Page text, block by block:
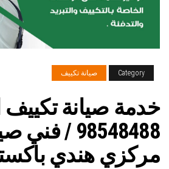
Category صيانة تكييف
خدمة صيانة تكييف
98548488 /
مركزي هندي